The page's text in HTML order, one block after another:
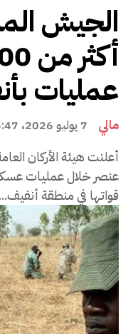
الجيش
عمليات
مالي 7 يوليو 2026، 15:47 مساءً
عنصر خلال عمليات
قواتها في منطقة أنفيف...